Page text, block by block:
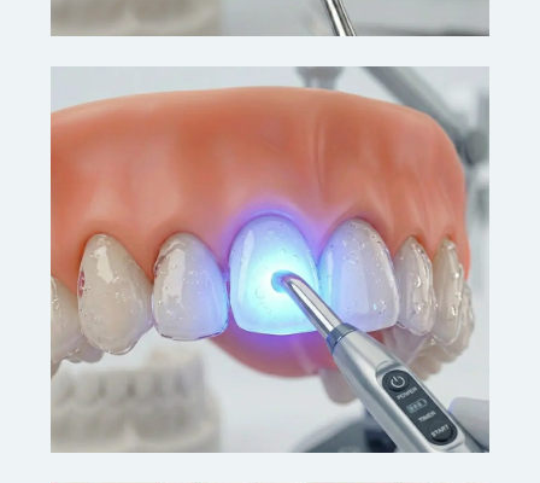
ESTÉTICA ODONTOLÓGICA
Lentes em Porcelana
O mais alto padrão em estética dental. Lâminas
ultrafinas de porcelana para um sorriso
impecável e duradouro.
VER DETALHES